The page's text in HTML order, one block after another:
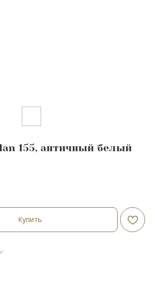
155, античный белый
Купить